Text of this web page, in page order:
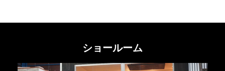
ショールーム